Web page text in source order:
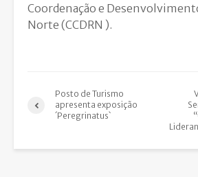
Coordenação e
Norte (CCDRN ).
Posto de Turismo
apresenta exposição
´Peregrinatus`